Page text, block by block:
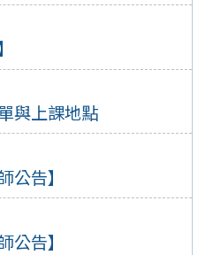
與上課地點
公告】
公告】